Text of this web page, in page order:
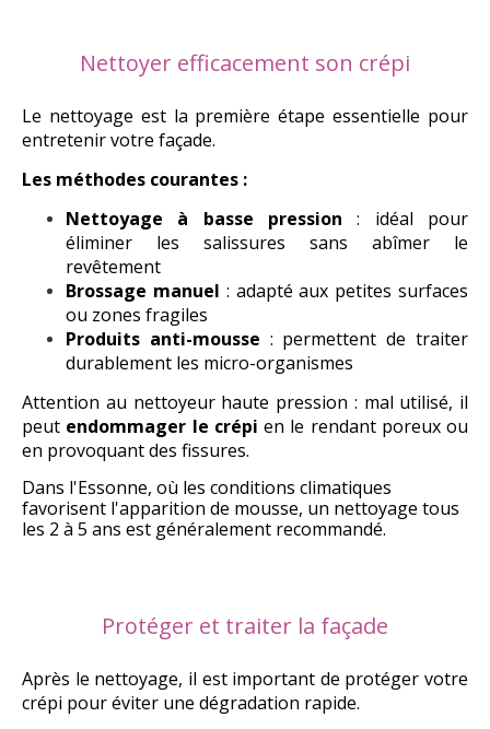
Nettoyer efficacement son crépi
Le nettoyage est la première étape essentielle pour
entretenir votre façade.
Les méthodes courantes :
Nettoyage à basse pression : idéal pour
éliminer les salissures sans abîmer le
revêtement
Brossage manuel : adapté aux petites surfaces
ou zones fragiles
Produits anti-mousse : permettent de traiter
durablement les micro-organismes
Attention au nettoyeur haute pression : mal utilisé, il
peut endommager le crépi en le rendant poreux ou
en provoquant des fissures.
Dans l'Essonne, où les conditions climatiques
favorisent l'apparition de mousse, un nettoyage tous
les 2 à 5 ans est généralement recommandé.
Protéger et traiter la façade
Après le nettoyage, il est important de protéger votre
crépi pour éviter une dégradation rapide.